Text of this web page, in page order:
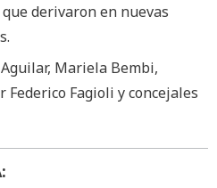
derivaron en nuevas
Mariela Bembi,
Fagioli y concejales